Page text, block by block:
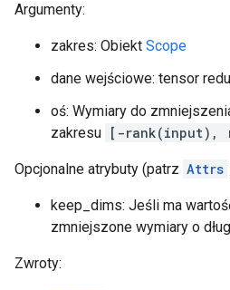
Argumenty:
zakres: Obiekt Scope
dane wejściowe: tensor
oś: Wymiary do
zakresu [-rank(input),
Opcjonalne atrybuty (patrz Attrs
keep_dims: Jeśli ma
zmniejszone wymiary o
Zwroty: